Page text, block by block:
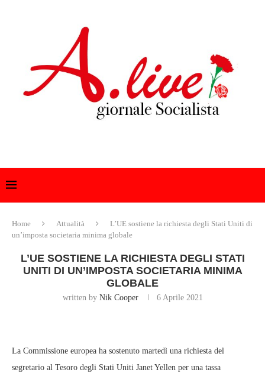
Home Attualità
L’UE sostiene la richiesta degli Stati Uniti di
un’imposta societaria minima globale
L’UE SOSTIENE LA RICHIESTA DEGLI STATI
UNITI DI UN’IMPOSTA SOCIETARIA MINIMA
GLOBALE
written by Nik Cooper 6 Aprile 2021
La Commissione europea ha sostenuto martedì una richiesta del
segretario al Tesoro degli Stati Uniti Janet Yellen per una tassa